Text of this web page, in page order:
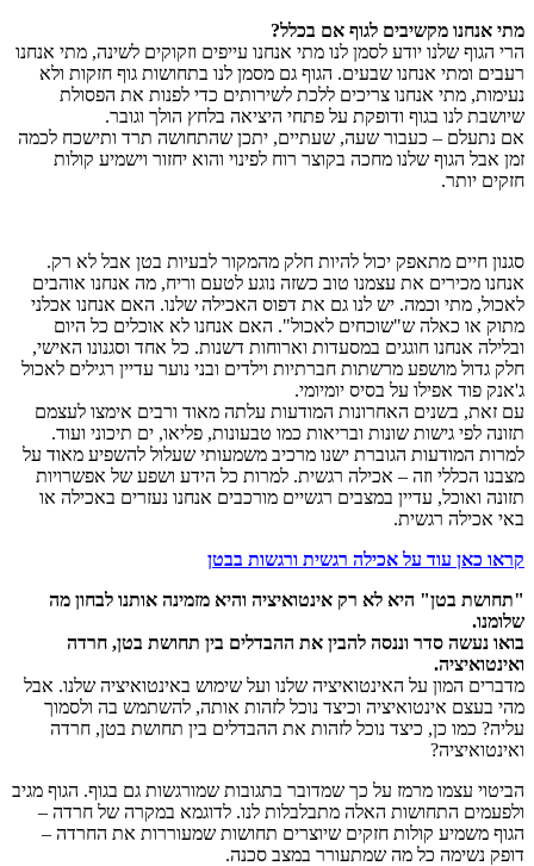
מתי אנחנו מקשיבים לגוף אם בכלל?
הרי הגוף שלנו יודע לסמן לנו מתי אנחנו עייפים וזקוקים לשינה, מתי אנחנו
רעבים ומתי אנחנו שבעים. הגוף גם מסמן לנו בתחושות גוף חזקות ולא
נעימות, מתי אנחנו צריכים ללכת לשירותים כדי לפנות את הפסולת
שיושבת לנו בגוף ודופקת על פתחי היציאה בלחץ הולך וגובר.
אם נתעלם – כעבור שעה, שעתיים, יתכן שהתחושה תרד ותישכח לכמה
זמן אבל הגוף שלנו מחכה בקוצר רוח לפינוי והוא יחזור וישמיע קולות
חזקים יותר.
סגנון חיים מתאפק יכול להיות חלק מהמקור לבעיות בטן אבל לא רק.
אנחנו מכירים את עצמנו טוב כשזה נוגע לטעם וריח, מה אנחנו אוהבים
לאכול, מתי וכמה. יש לנו גם את דפוס האכילה שלנו. האם אנחנו אכלני
מתוק או כאלה ש"שוכחים לאכול". האם אנחנו לא אוכלים כל היום
ובלילה אנחנו חוגגים במסעדות וארוחות דשנות. כל אחד וסגנונו האישי,
חלק גדול מושפע מרשתות חברתיות וילדים ובני נוער עדיין רגילים לאכול
ג'אנק פוד אפילו על בסיס יומיומי.
עם זאת, בשנים האחרונות המודעות עלתה מאוד ורבים אימצו לעצמם
תזונה לפי גישות שונות ובריאות כמו טבעונות, פליאו, ים תיכוני ועוד.
למרות המודעות הגוברת ישנו מרכיב משמעותי שעלול להשפיע מאוד על
מצבנו הכללי וזה – אכילה רגשית. למרות כל הידע ושפע של אפשרויות
תזונה ואוכל, עדיין במצבים רגשיים מורכבים אנחנו נעזרים באכילה או
באי אכילה רגשית.
קראו כאן עוד על אכילה רגשית ורגשות בבטן
"תחושת בטן" היא לא רק אינטואיציה והיא מזמינה אותנו לבחון מה
שלומנו.
בואו נעשה סדר וננסה להבין את ההבדלים בין תחושת בטן, חרדה
ואינטואיציה.
מדברים המון על האינטואיציה שלנו ועל שימוש באינטואיציה שלנו. אבל
מהי בעצם אינטואיציה וכיצד נוכל לזהות אותה, להשתמש בה ולסמוך
עליה? כמו כן, כיצד נוכל לזהות את ההבדלים בין תחושת בטן, חרדה
ואינטואיציה?
הביטוי עצמו מרמז על כך שמדובר בתגובות שמורגשות גם בגוף. הגוף מגיב
ולפעמים התחושות האלה מתבלבלות לנו. לדוגמא במקרה של חרדה –
הגוף משמיע קולות חזקים שיוצרים תחושות שמעוררות את החרדה –
דופק נשימה כל מה שמתעורר במצב סכנה.